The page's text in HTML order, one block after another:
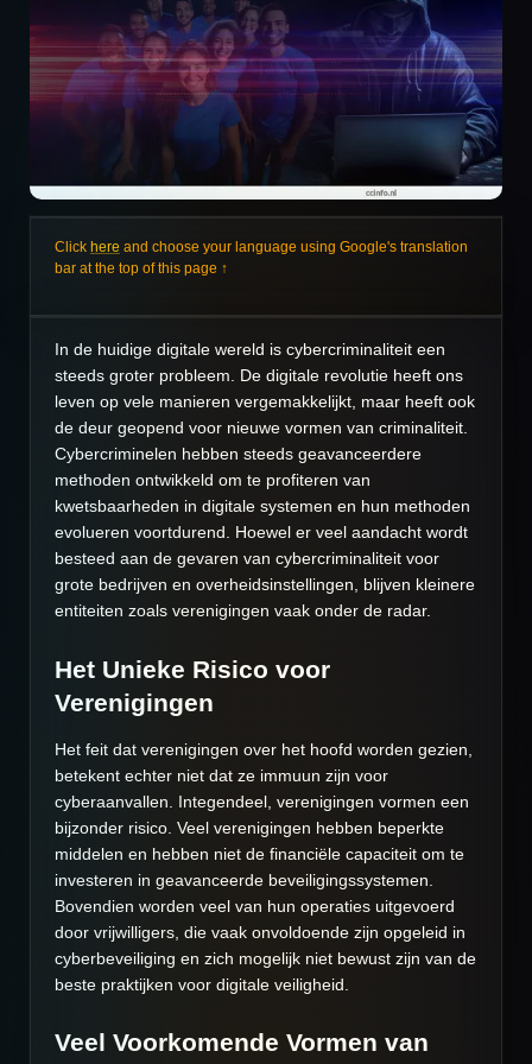
Click here and choose your language using Google's translation
bar at the top of this page ↑
In de huidige digitale wereld is cybercriminaliteit een
steeds groter probleem. De digitale revolutie heeft ons
leven op vele manieren vergemakkelijkt, maar heeft ook
de deur geopend voor nieuwe vormen van criminaliteit.
Cybercriminelen hebben steeds geavanceerdere
methoden ontwikkeld om te profiteren van
kwetsbaarheden in digitale systemen en hun methoden
evolueren voortdurend. Hoewel er veel aandacht wordt
besteed aan de gevaren van cybercriminaliteit voor
grote bedrijven en overheidsinstellingen, blijven kleinere
entiteiten zoals verenigingen vaak onder de radar.
Het Unieke Risico voor
Verenigingen
Het feit dat verenigingen over het hoofd worden gezien,
betekent echter niet dat ze immuun zijn voor
cyberaanvallen. Integendeel, verenigingen vormen een
bijzonder risico. Veel verenigingen hebben beperkte
middelen en hebben niet de financiële capaciteit om te
investeren in geavanceerde beveiligingssystemen.
Bovendien worden veel van hun operaties uitgevoerd
door vrijwilligers, die vaak onvoldoende zijn opgeleid in
cyberbeveiliging en zich mogelijk niet bewust zijn van de
beste praktijken voor digitale veiligheid.
Veel Voorkomende Vormen van